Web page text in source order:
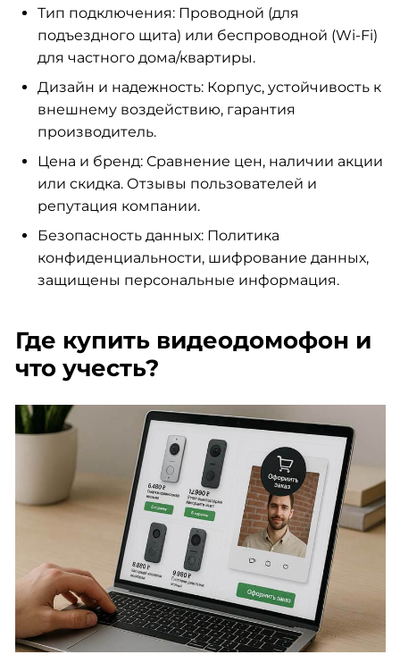
Тип подключения: Проводной (для
подъездного щита) или беспроводной (Wi-Fi)
для частного дома/квартиры.
Дизайн и надежность: Корпус, устойчивость к
внешнему воздействию, гарантия
производитель.
Цена и бренд: Сравнение цен, наличии акции
или скидка. Отзывы пользователей и
репутация компании.
Безопасность данных: Политика
конфиденциальности, шифрование данных,
защищены персональные информация.
Где купить видеодомофон и
что учесть?